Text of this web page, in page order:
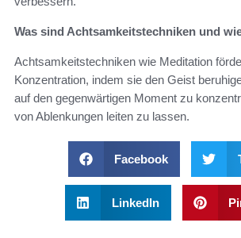
Was sind Achtsamkeitstechniken und
Achtsamkeitstechniken wie Meditation
Konzentration, indem sie den Geist
auf den gegenwärtigen Moment zu
von Ablenkungen leiten zu lassen.
Facebook
LinkedIn